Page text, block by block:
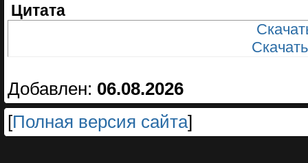
Цитата
Добавлен: 06.08.2026
[Полная версия сайта]